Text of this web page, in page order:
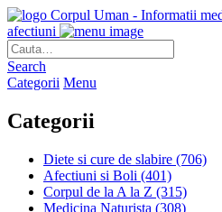
Corpul Uman - Informatii
afectiuni
Search
Categorii Menu
Categorii
Diete si cure de slabire (706)
Afectiuni si Boli (401)
Corpul de la A la Z (315)
Medicina Naturista (308)